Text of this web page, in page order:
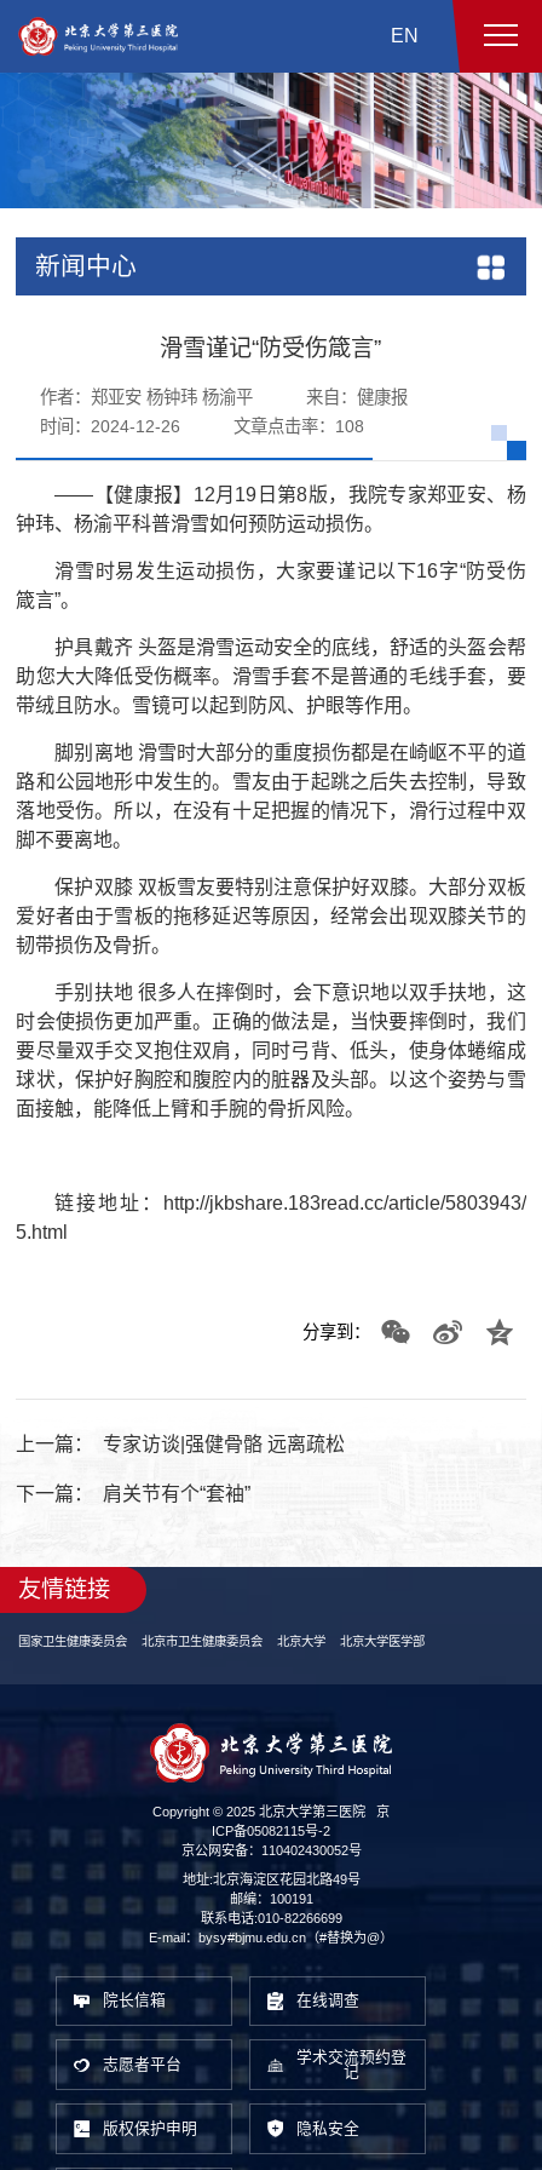
EN
新闻中心
滑雪谨记“防受伤箴言”
作者：郑亚安 杨钟玮 杨渝平
来自：健康报
时间：2024-12-26
文章点击率： 108
——【健康报】12月19日第8版，我院专家郑亚安、杨
钟玮、杨渝平科普滑雪如何预防运动损伤。
滑雪时易发生运动损伤，大家要谨记以下16字“防受伤
箴言”。
护具戴齐 头盔是滑雪运动安全的底线，舒适的头盔会帮
助您大大降低受伤概率。滑雪手套不是普通的毛线手套，要
带绒且防水。雪镜可以起到防风、护眼等作用。
脚别离地 滑雪时大部分的重度损伤都是在崎岖不平的道
路和公园地形中发生的。雪友由于起跳之后失去控制，导致
落地受伤。所以，在没有十足把握的情况下，滑行过程中双
脚不要离地。
保护双膝 双板雪友要特别注意保护好双膝。大部分双板
爱好者由于雪板的拖移延迟等原因，经常会出现双膝关节的
韧带损伤及骨折。
手别扶地 很多人在摔倒时，会下意识地以双手扶地，这
时会使损伤更加严重。正确的做法是，当快要摔倒时，我们
要尽量双手交叉抱住双肩，同时弓背、低头，使身体蜷缩成
球状，保护好胸腔和腹腔内的脏器及头部。以这个姿势与雪
面接触，能降低上臂和手腕的骨折风险。
链接地址：
http://jkbshare.183read.cc/article/5803943/
5.html
分享到：
上一篇： 专家访谈|强健骨骼 远离疏松
下一篇： 肩关节有个“套袖”
友情链接
国家卫生健康委员会 北京市卫生健康委员会 北京大学 北京大学医学部
Copyright © 2025 北京大学第三医院 京
ICP备05082115号-2
京公网安备：110402430052号
地址:北京海淀区花园北路49号
邮编：100191
联系电话:010-82266699
E-mail：bysy#bjmu.edu.cn（#替换为@）
院长信箱 在线调查
志愿者平台
学术交流预约登
记
版权保护申明 隐私安全